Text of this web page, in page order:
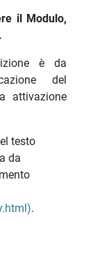
il Modulo,
è da
del
attivazione
testo
da
.